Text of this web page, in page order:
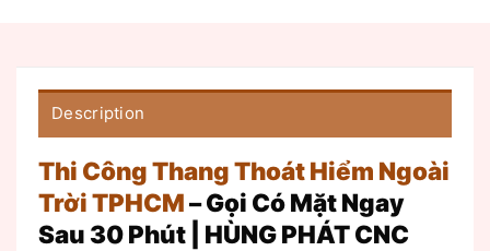
Description
Thi Công Thang Thoát Hiểm Ngoài
Trời TPHCM– Gọi Có Mặt Ngay
Sau 30 Phút | HÙNG PHÁT CNC